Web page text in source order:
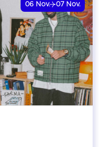
06 Nov. 07 Nov.